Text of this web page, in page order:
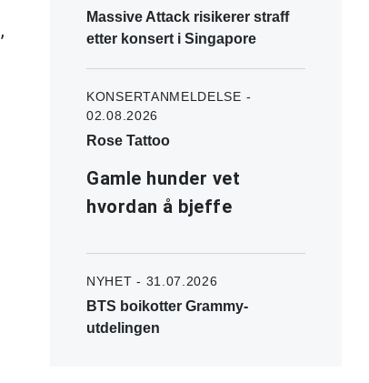
,
Massive Attack risikerer straff
etter konsert i Singapore
KONSERTANMELDELSE -
02.08.2026
Rose Tattoo
Gamle hunder vet
hvordan å bjeffe
NYHET - 31.07.2026
BTS boikotter Grammy-
utdelingen